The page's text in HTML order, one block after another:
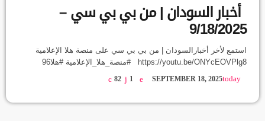
أخبار السودان | من بي بي سي –
9/18/2025
استمع لأخر أخبارالسودان | من بي بي سي على منصة هلا الإعلامية
https://youtu.be/ONYcEOVPlg8 #منصة_هلا_الإعلامية #هلا96
today
SEPTEMBER 18, 2025
82 1